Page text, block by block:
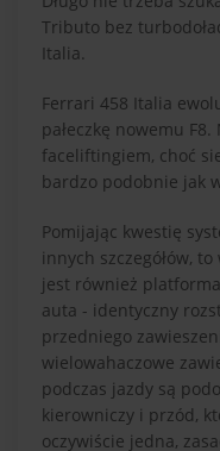
Tributo bez
Italia.
Ferrari 458 Italia
pałeczkę nowemu
faceliftingiem, choć
bardzo podobnie jak
Pomijając kwestię
innych szczegółów,
jest również
auta - identyczny
przedniego
wielowahaczowe
podczas jazdy są
kierowniczy i przód,
oczywiście jedna,